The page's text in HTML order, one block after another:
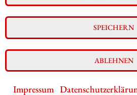
SPEICHERN
ABLEHNEN
Impressum
Impressum
Datenschutz
Interessenskonflikt & Risikohinweis
Nutzungsbedingungen